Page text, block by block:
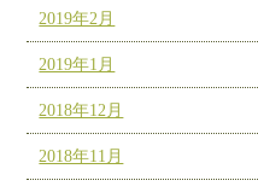
2019年2月
2019年1月
2018年12月
2018年11月